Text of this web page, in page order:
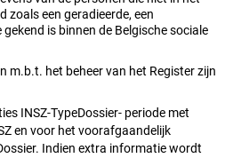
zoals een geradieerde, een
is binnen de Belgische sociale
m.b.t. het beheer van het Register zijn
INSZ-TypeDossier- periode met
en voor het voorafgaandelijk
Indien extra informatie wordt